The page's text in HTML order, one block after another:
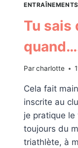
ENTRAÎNEMENTS
Tu sais
Parcharlotte
Cela fait
inscrite au
je pratique le
toujours du
triathlète, à